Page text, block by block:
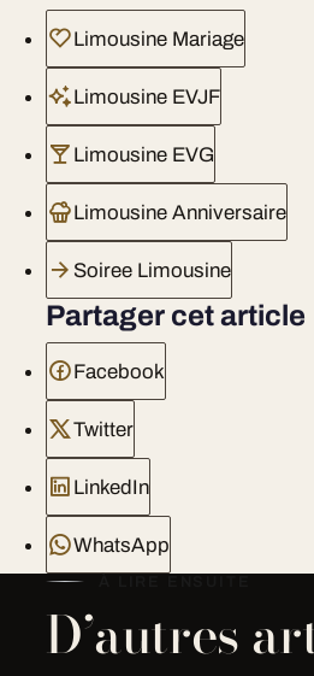
Limousine Mariage
Limousine EVJF
Limousine EVG
Limousine Anniversaire
Soiree Limousine
Partager cet article
Facebook
Twitter
LinkedIn
WhatsApp
D’autres